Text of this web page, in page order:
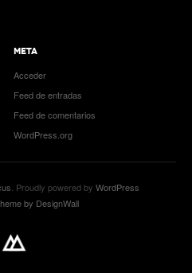
META
Acceder
Feed de entradas
Feed de comentarios
WordPress.org
. Proudly powered by WordPress
by DesignWall